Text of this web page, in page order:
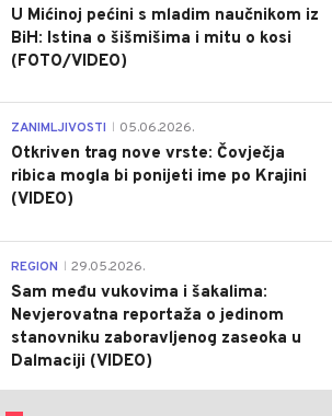
U Mićinoj pećini s mladim naučnikom iz
BiH: Istina o šišmišima i mitu o kosi
(FOTO/VIDEO)
ZANIMLJIVOSTI 05.06.2026.
Otkriven trag nove vrste: Čovječja
ribica mogla bi ponijeti ime po Krajini
(VIDEO)
REGION 29.05.2026.
Sam među vukovima i šakalima:
Nevjerovatna reportaža o jedinom
stanovniku zaboravljenog zaseoka u
Dalmaciji (VIDEO)